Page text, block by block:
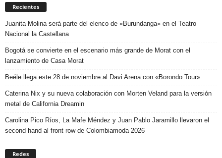
Recientes
Juanita Molina será parte del elenco de «Burundanga» en el Teatro
Nacional la Castellana
Bogotá se convierte en el escenario más grande de Morat con el
lanzamiento de Casa Morat
Beéle llega este 28 de noviembre al Davi Arena con «Borondo Tour»
Caterina Nix y su nueva colaboración con Morten Veland para la versión
metal de California Dreamin
Carolina Pico Ríos, La Mafe Méndez y Juan Pablo Jaramillo llevaron el
second hand al front row de Colombiamoda 2026
Redes